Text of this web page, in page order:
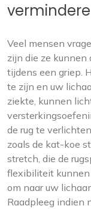
Veel mensen
zijn die ze kunnen
tijdens een griep.
te zijn en uw
ziekte, kunnen
de rug te
zoals de kat-koe
stretch, die de
flexibiliteit kunnen
om naar uw
Raadpleeg indien